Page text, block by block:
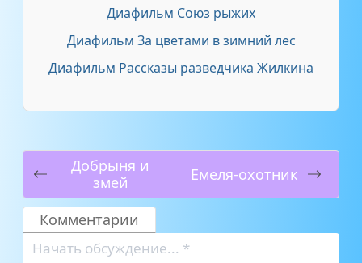
Диафильм Союз рыжих
Диафильм За цветами в зимний лес
Диафильм Рассказы разведчика Жилкина
Добрыня и
змей
Емеля-охотник
Комментарии